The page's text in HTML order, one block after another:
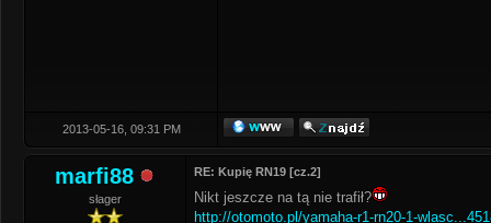
2013-05-16, 09:31 PM
marfi88
słager
RE: Kupię RN19 [cz.2]
Nikt jeszcze na tą nie trafił?
http://otomoto.pl/yamaha-r1-rn20-1-